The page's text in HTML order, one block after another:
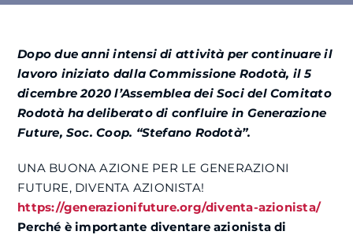
BENI COMUNI
NEWS
CONTATTI
Dopo due anni intensi di attività per continuare il
lavoro iniziato dalla Commissione Rodotà, il 5
dicembre 2020 l’Assemblea dei Soci del Comitato
Rodotà ha deliberato di confluire in Generazione
Future, Soc. Coop. “Stefano Rodotà”.
UNA BUONA AZIONE PER LE GENERAZIONI
FUTURE, DIVENTA AZIONISTA!
https://generazionifuture.org/diventa-azionista/
Perché è importante diventare azionista di